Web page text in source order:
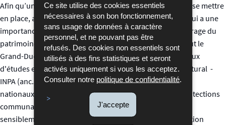
Ce site utilise des cookies essentiels
nécessaires à son bon fonctionnement,
sans usage de données à caractère
personnel, et ne pouvant pas être
refusés. Des cookies non essentiels sont
utilisés à des fins statistiques et seront
activés uniquement si vous les acceptez.
Consulter notre politique de confidentialité.
J'accepte
Afin qu’une protection cohérente et conséquente puisse se mettre
en place, au profit de tout le patrimoine bâti, dont celui qui a une
importance surtout au niveau communal et local, le repérage du
patrimoine bâti digne de protection a été réalisé pour tout le
Grand-Duché, ensemble avec les communes, leurs bureaux
d'études et l'Institut national pour le patrimoine architectural -
INPA (anc. Service des sites et monuments
nationaux). Parallèlement à cette vaste analyse et aux protections
communales qui en suivent, l'Etat, via l'INPA, a pu élargir
sensiblement la liste des objets bénéficiant d'une protection